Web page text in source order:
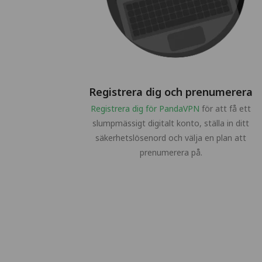
Registrera dig och prenumerera
Registrera dig för PandaVPN för att få ett
slumpmässigt digitalt konto, ställa in ditt
säkerhetslösenord och välja en plan att
prenumerera på.